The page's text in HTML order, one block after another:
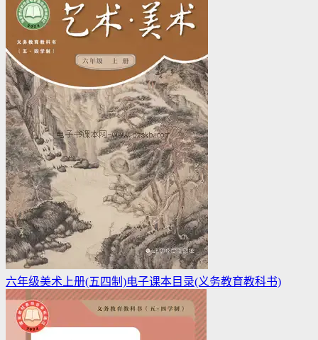
六年级美术上册(五四制)电子课本目录(义务教育教科书)